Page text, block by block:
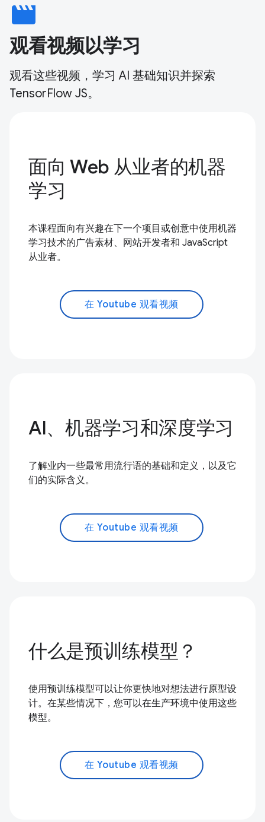
movie
观看视频以学习
观看这些视频，学习 AI 基础知识并探索
TensorFlow JS。
面向 Web 从业者的机器
学习
本课程面向有兴趣在下一个项目或创意中使用机器
学习技术的广告素材、网站开发者和 JavaScript
从业者。
在 Youtube 观看视频
AI、机器学习和深度学习
了解业内一些最常用流行语的基础和定义，以及它
们的实际含义。
在 Youtube 观看视频
什么是预训练模型？
使用预训练模型可以让你更快地对想法进行原型设
计。在某些情况下，您可以在生产环境中使用这些
模型。
在 Youtube 观看视频